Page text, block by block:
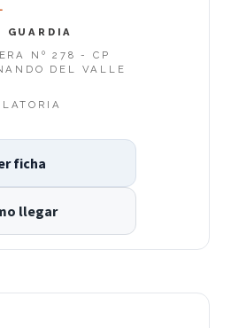
GUARDIA
Nº 278 - CP
DEL VALLE
ficha
llegar